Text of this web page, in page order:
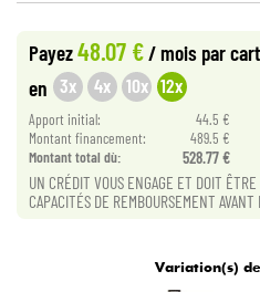
Câbles & Access.
HiFi
Packs
Payez48.07 €/ mois par
en 3x 4x 10x 12x
Apport initial: 44.5 €
Montant financement:
489.5 €
Montant total dù:
528.77 €
UN CRÉDIT VOUS ENGAGE ET DOIT
CAPACITÉS DE REMBOURSEMENT AVANT
Variation(s)